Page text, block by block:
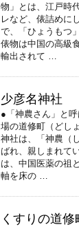
物」とは、江戸時
レなど、俵詰めに
で、「ひょうもつ
俵物は中国の高級
輸出されて …
少彦名神社
●「神農さん」と
場の道修町（どし
神社は、「神農（
ばれ、親しまれて
は、中国医薬の祖
軸を床の …
くすりの道